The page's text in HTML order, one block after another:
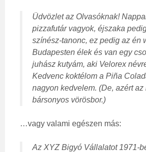
Üdvözlet az Olvasóknak!
pizzafutár vagyok, éjszaka
színész-tanonc, ez pedig az én
Budapesten élek és van egy
juhász kutyám, aki Velorex
Kedvenc koktélom a Piña
nagyon kedvelem. (De, azért
bársonyos vörösbor.)
…vagy valami egészen más:
Az XYZ Bigyó Vállalatot 1971-